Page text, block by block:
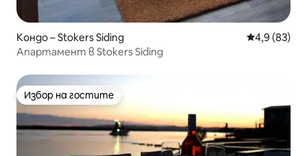
Кондо – Stokers Siding Средна
4,9 (83)
Апартамент в Stokers Siding
Избор на гостите
Избор на гостите